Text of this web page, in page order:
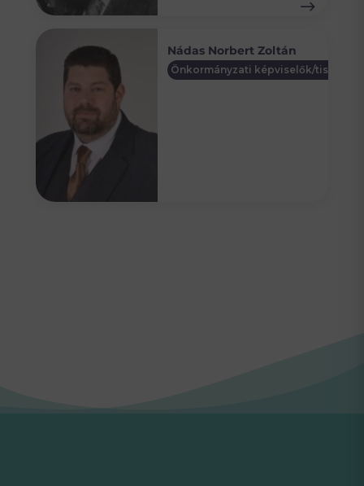
Nádas Norbert Zoltán
Önkormányzati képviselők/